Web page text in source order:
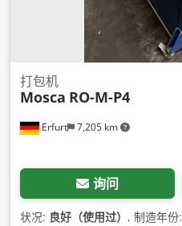
Erfurt 7,205 km
打包机
Mosca RO-M-P4
询问
状况: 良好（使用过） , 制造年份: